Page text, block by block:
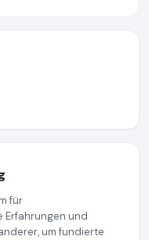
für
Erfahrungen und
um fundierte